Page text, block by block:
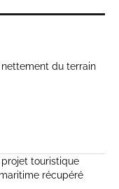
du terrain
projet touristique
récupéré